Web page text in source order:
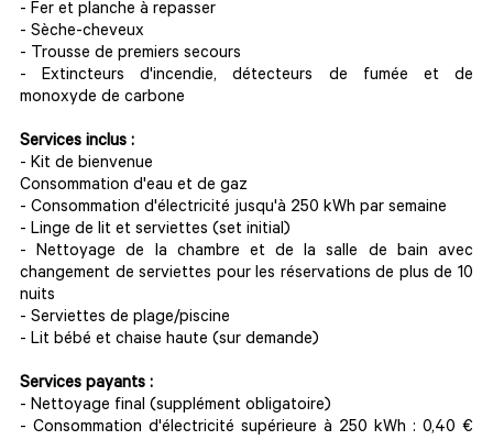
- Fer et planche à repasser
- Sèche-cheveux
- Trousse de premiers secours
- Extincteurs d'incendie, détecteurs de fumée et de
monoxyde de carbone
Services inclus :
- Kit de bienvenue
Consommation d'eau et de gaz
- Consommation d'électricité jusqu'à 250 kWh par semaine
- Linge de lit et serviettes (set initial)
- Nettoyage de la chambre et de la salle de bain avec
changement de serviettes pour les réservations de plus de 10
nuits
- Serviettes de plage/piscine
- Lit bébé et chaise haute (sur demande)
Services payants :
- Nettoyage final (supplément obligatoire)
- Consommation d'électricité supérieure à 250 kWh : 0,40 €